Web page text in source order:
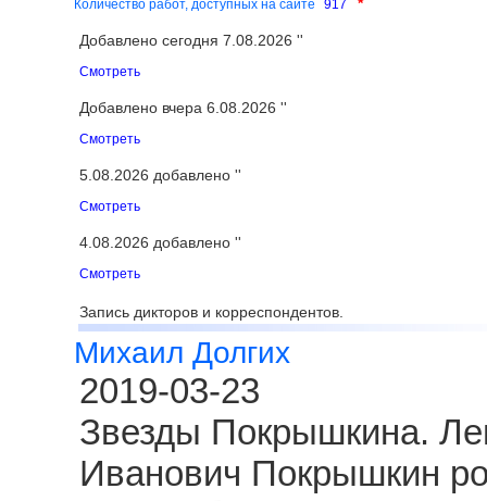
Количество работ, доступных на сайте 917
Добавлено сегодня 7.08.2026 ''
Смотреть
Добавлено вчера 6.08.2026 ''
Смотреть
5.08.2026 добавлено ''
Смотреть
4.08.2026 добавлено ''
Смотреть
Запись дикторов и корреспондентов.
Михаил Долгих
2019-03-23
Звезды Покрышкина.
Иванович Покрышкин